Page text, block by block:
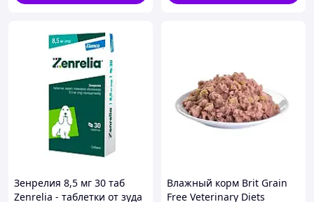
Зенрелия 8,5 мг 30 таб
Zenrelia - таблетки от зуда
Влажный корм Brit Grain
Free Veterinary Diets